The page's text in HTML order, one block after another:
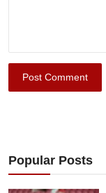
Post Comment
Popular Posts